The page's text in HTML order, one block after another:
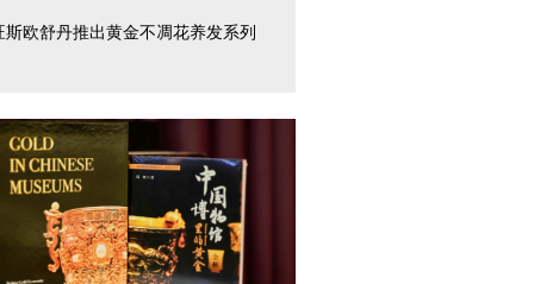
斯欧舒丹推出黄金不凋花养发系列